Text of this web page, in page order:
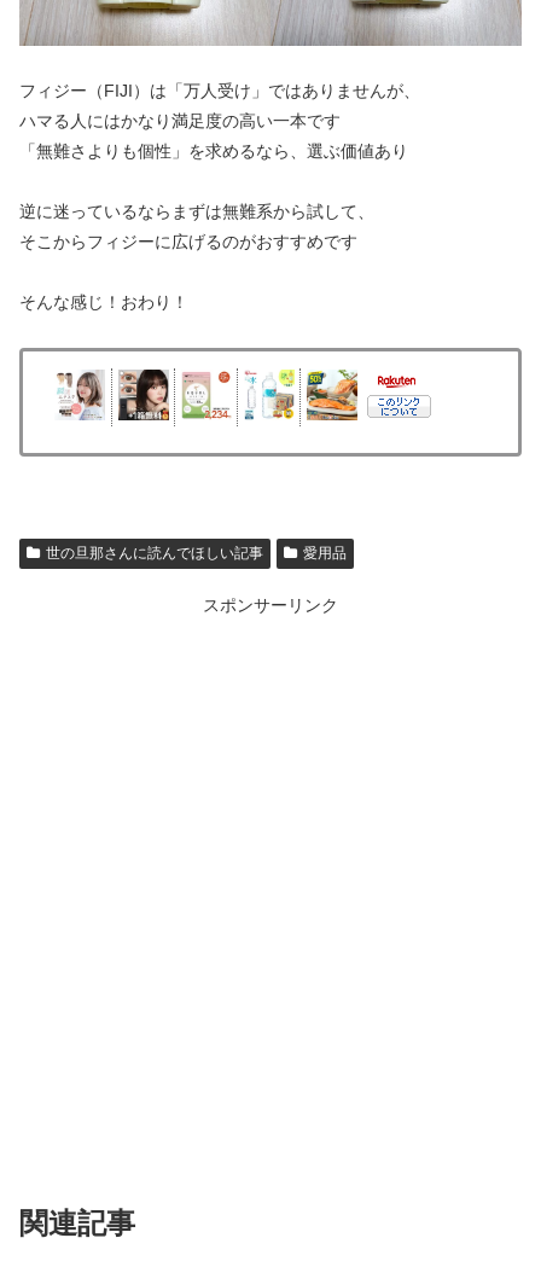
フィジー（FIJI）は「万人受け」ではありませんが、
ハマる人にはかなり満足度の高い一本です
「無難さよりも個性」を求めるなら、選ぶ価値あり
逆に迷っているならまずは無難系から試して、
そこからフィジーに広げるのがおすすめです
そんな感じ！おわり！
世の旦那さんに読んでほしい記事 愛用品
スポンサーリンク
関連記事